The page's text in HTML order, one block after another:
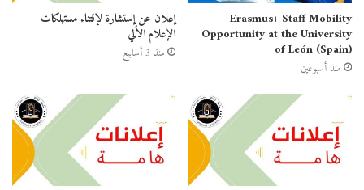
Erasmus+ Staff Mobility
Opportunity at the University
of León (Spain)
منذ أسبوعين
إعلان عن إستشارة لإقتناء مستهلكات
الإعلام الألي
منذ 3 أسابيع